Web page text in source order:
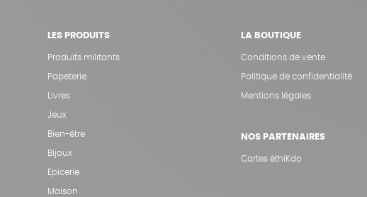
LES PRODUITS
Produits militants
Papeterie
Livres
Jeux
Bien-être
Bijoux
Epicerie
Maison
LA BOUTIQUE
Conditions de vente
Politique de confidentialité
Mentions légales
NOS PARTENAIRES
Cartes éthiKdo